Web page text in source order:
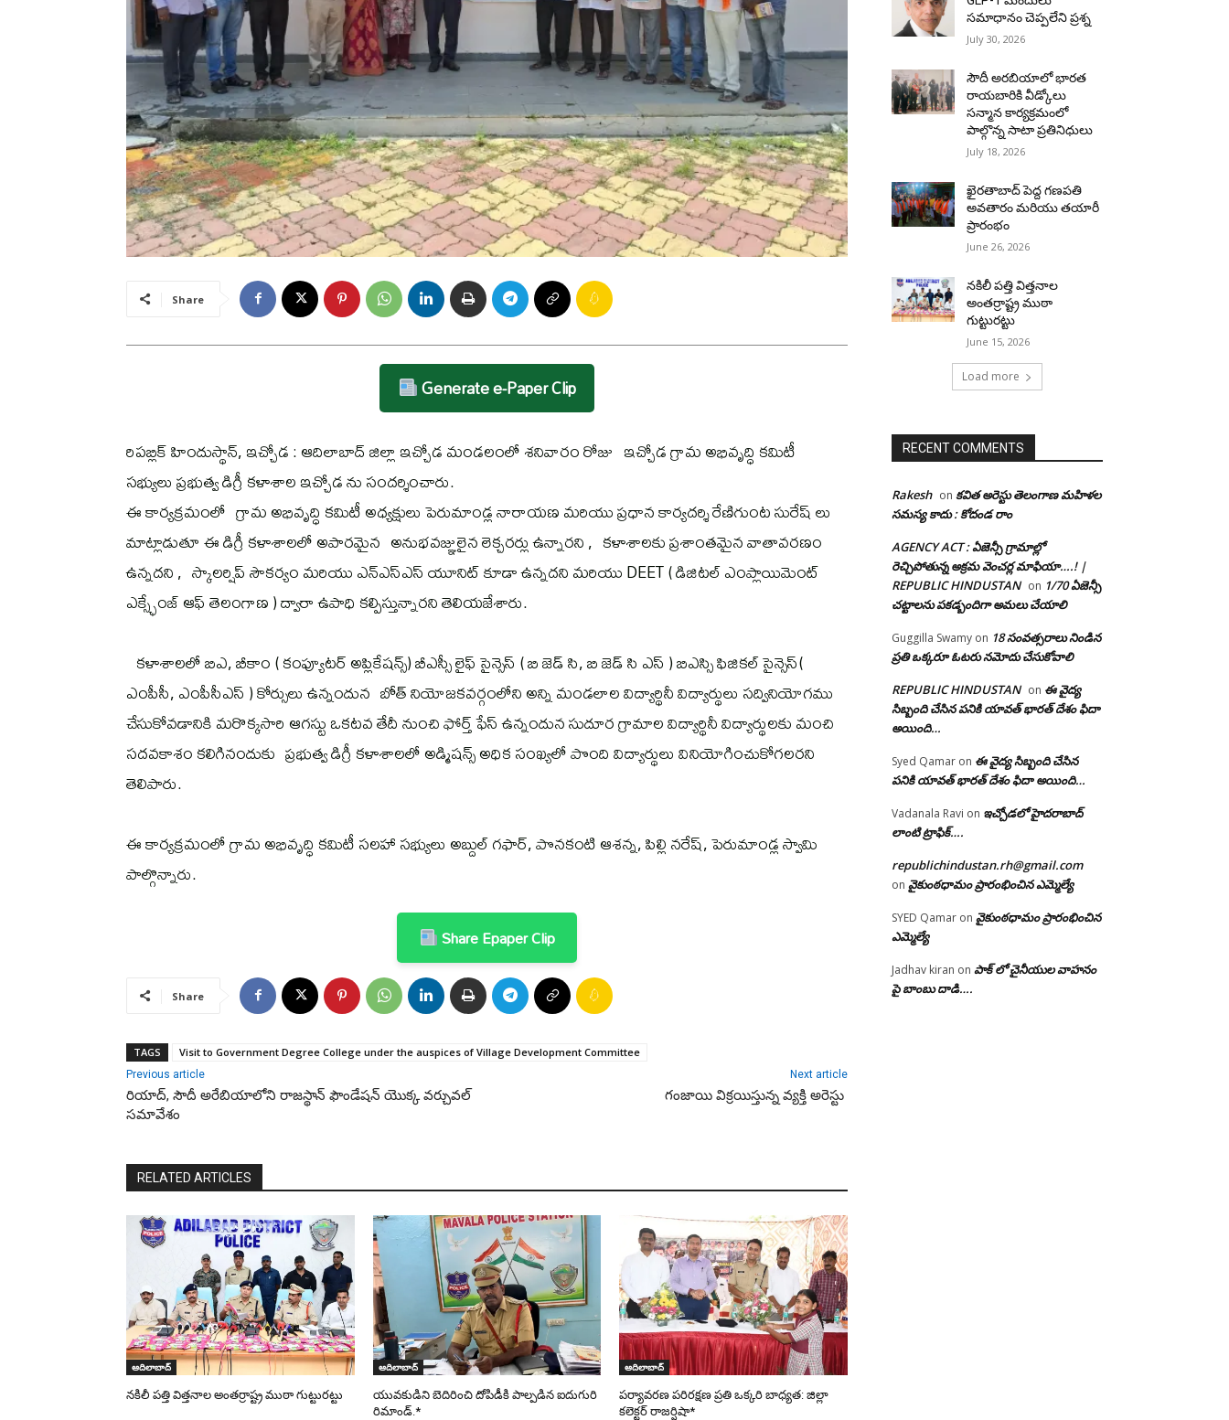
Share
Generate e-Paper Clip
రిపబ్లిక్ హిందుస్థాన్, ఇచ్చోడ : ఆదిలాబాద్ జిల్లా ఇచ్చోడ మండలంలో శనివారం రోజు ఇచ్చోడ గ్రామ అభివృద్ధి కమిటీ
సభ్యులు ప్రభుత్వ డిగ్రీ కళాశాల ఇచ్చోడ ను సందర్శించారు.
ఈ కార్యక్రమంలో గ్రామ అభివృద్ధి కమిటీ అధ్యక్షులు పెరుమాండ్ల నారాయణ మరియు ప్రధాన కార్యదర్శి రేణిగుంట సురేష్ లు
మాట్లాడుతూ ఈ డిగ్రీ కళాశాలలో అపారమైన అనుభవజ్ఞులైన లెక్చరర్లు ఉన్నారని , కళాశాలకు ప్రశాంతమైన వాతావరణం
ఉన్నదని , స్కాలర్షిప్ సౌకర్యం మరియు ఎన్ఎస్ఎస్ యూనిట్ కూడా ఉన్నదని మరియు DEET ( డిజిటల్ ఎంప్లాయిమెంట్
ఎక్స్ఛేంజ్ ఆఫ్ తెలంగాణ ) ద్వారా ఉపాధి కల్పిస్తున్నారని తెలియజేశారు.
కళాశాలలో బిఎ, బీకాం ( కంప్యూటర్ అప్లికేషన్స్) బీఎస్సీ లైఫ్ సైన్సెస్ ( బి జెడ్ సి, బి జెడ్ సి ఎస్ ) బిఎస్సి ఫిజికల్ సైన్సెస్(
ఎంపీసీ, ఎంపీసీఎస్ ) కోర్సులు ఉన్నందున బోత్ నియోజకవర్గంలోని అన్ని మండలాల విద్యార్థినీ విద్యార్థులు సద్వినియోగము
చేసుకోవడానికి మరొక్కసారి ఆగస్టు ఒకటవ తేదీ నుంచి ఫోర్త్ ఫేస్ ఉన్నందున సుదూర గ్రామాల విద్యార్థినీ విద్యార్థులకు మంచి
సదవకాశం కలిగినందుకు ప్రభుత్వ డిగ్రీ కళాశాలలో అడ్మిషన్స్ అధిక సంఖ్యలో పొంది విద్యార్థులు వినియోగించుకోగలరని
తెలిపారు.
ఈ కార్యక్రమంలో గ్రామ అభివృద్ధి కమిటీ సలహా సభ్యులు అబ్దుల్ గఫార్, పొనకంటి ఆశన్న, పిల్లి నరేష్, పెరుమాండ్ల స్వామి
పాల్గొన్నారు.
Share Epaper Clip
Share
TAGS Visit to Government Degree College under the auspices of Village Development Committee
Previous article
రియాద్, సౌదీ అరేబియాలోని రాజస్థాన్ ఫౌండేషన్ యొక్క వర్చువల్
సమావేశం
Next article
గంజాయి విక్రయిస్తున్న వ్యక్తి అరెస్టు
RELATED ARTICLES
ఆదిలాబాద్
నకిలీ పత్తి విత్తనాల అంతర్రాష్ట్ర ముఠా గుట్టురట్టు
ఆదిలాబాద్
యువకుడిని బెదిరించి దోపిడీకి పాల్పడిన ఐదుగురి
రిమాండ్.*
ఆదిలాబాద్
పర్యావరణ పరిరక్షణ ప్రతి ఒక్కరి బాధ్యత: జిల్లా
కలెక్టర్ రాజర్షిషా*
సమాధానం చెప్పలేని ప్రశ్న
July 30, 2026
సౌదీ అరబియాలో భారత
రాయబారికి వీడ్కోలు
సన్మాన కార్యక్రమంలో
పాల్గొన్న సాటా ప్రతినిధులు
July 18, 2026
ఖైరతాబాద్ పెద్ద గణపతి
అవతారం మరియు తయారీ
ప్రారంభం
June 26, 2026
నకిలీ పత్తి విత్తనాల
అంతర్రాష్ట్ర ముఠా
గుట్టురట్టు
June 15, 2026
Load more
RECENT COMMENTS
Rakesh on కవిత అరెస్టు తెలంగాణ మహిళల
సమస్య కాదు : కోదండ రాం
AGENCY ACT : ఏజెన్సీ గ్రామాల్లో
రెచ్చిపోతున్న అక్రమ వెంచర్ల మాఫియా….! |
REPUBLIC HINDUSTAN on 1/70 ఏజెన్సీ
చట్టాలను పకడ్బందిగా అమలు చేయాలి
Guggilla Swamy on 18 సంవత్సరాలు నిండిన
ప్రతి ఒక్కరూ ఓటరు నమోదు చేసుకోవాలి
REPUBLIC HINDUSTAN on ఈ వైద్య
సిబ్బంది చేసిన పనికి యావత్ భారత్ దేశం ఫిదా
అయింది…
Syed Qamar on ఈ వైద్య సిబ్బంది చేసిన
పనికి యావత్ భారత్ దేశం ఫిదా అయింది…
Vadanala Ravi on ఇచ్చోడలో హైదరాబాద్
లాంటి ట్రాఫిక్….
republichindustan.rh@gmail.com
on వైకుంఠధామం ప్రారంభించిన ఎమ్మెల్యే
SYED Qamar on వైకుంఠధామం ప్రారంభించిన
ఎమ్మెల్యే
Jadhav kiran on పాక్ లో చైనీయుల వాహనం
పై బాంబు దాడి….